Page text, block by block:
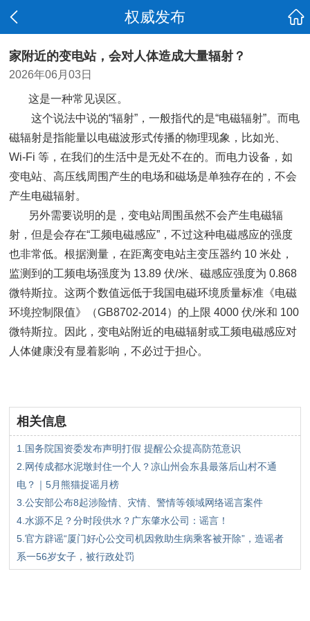
权威发布
家附近的变电站，会对人体造成大量辐射？
2026年06月03日
这是一种常见误区。
这个说法中说的“辐射”，一般指代的是“电磁辐射”。而电
磁辐射是指能量以电磁波形式传播的物理现象，比如光、
Wi-Fi 等，在我们的生活中是无处不在的。而电力设备，如
变电站、高压线周围产生的电场和磁场是单独存在的，不会
产生电磁辐射。
另外需要说明的是，变电站周围虽然不会产生电磁辐
射，但是会存在“工频电磁感应”，不过这种电磁感应的强度
也非常低。根据测量，在距离变电站主变压器约 10 米处，
监测到的工频电场强度为 13.89 伏/米、磁感应强度为 0.868
微特斯拉。这两个数值远低于我国电磁环境质量标准《电磁
环境控制限值》（GB8702-2014）的上限 4000 伏/米和 100
微特斯拉。因此，变电站附近的电磁辐射或工频电磁感应对
人体健康没有显着影响，不必过于担心。
相关信息
1.国务院国资委发布声明打假 提醒公众提高防范意识
2.网传成都水泥墩封住一个人？凉山州会东县最落后山村不通
电？｜5月熊猫捉谣月榜
3.公安部公布8起涉险情、灾情、警情等领域网络谣言案件
4.水源不足？分时段供水？广东肇水公司：谣言！
5.官方辟谣“厦门好心公交司机因救助生病乘客被开除”，造谣者
系一56岁女子，被行政处罚